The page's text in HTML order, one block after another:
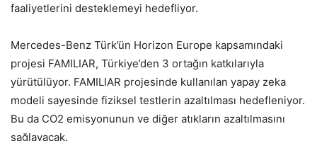
faaliyetlerini desteklemeyi hedefliyor.
Mercedes-Benz Türk’ün Horizon Europe kapsamındaki
projesi FAMILIAR, Türkiye’den 3 ortağın katkılarıyla
yürütülüyor. FAMILIAR projesinde kullanılan yapay zeka
modeli sayesinde fiziksel testlerin azaltılması hedefleniyor.
Bu da CO2 emisyonunun ve diğer atıkların azaltılmasını
sağlayacak.